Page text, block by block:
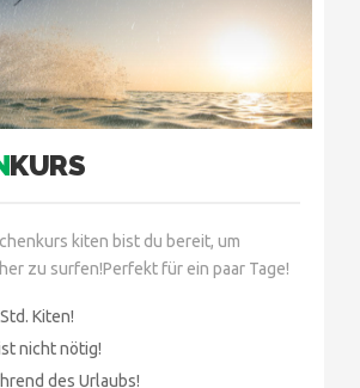
KURS
kiten bist du bereit, um
zu surfen!Perfekt für ein paar Tage!
Kiten!
nicht nötig!
des Urlaubs!